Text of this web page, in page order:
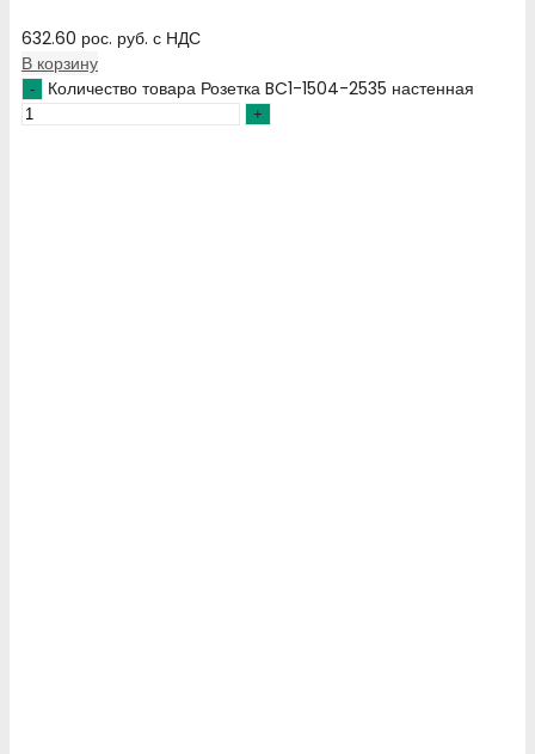
632.60 рос. руб. с НДС
В корзину
Количество товара Розетка BC1-1504-2535 настенная